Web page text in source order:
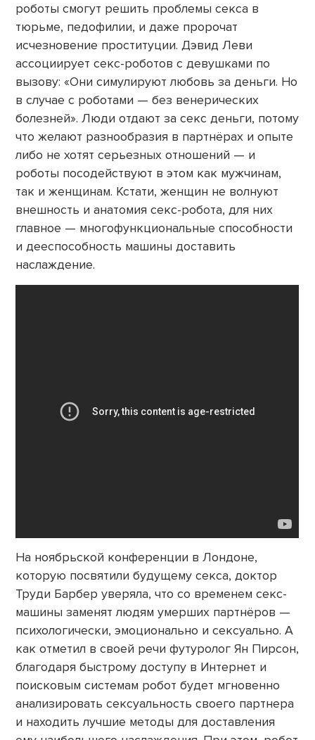
роботы смогут решить проблемы секса в
тюрьме, педофилии, и даже пророчат
исчезновение проституции. Дэвид Леви
ассоциирует секс-роботов с девушками по
вызову: «Они симулируют любовь за деньги. Но
в случае с роботами — без венерических
болезней». Люди отдают за секс деньги, потому
что желают разнообразия в партнёрах и опыте
либо не хотят серьезных отношений — и
роботы посодействуют в этом как мужчинам,
так и женщинам. Кстати, женщин не волнуют
внешность и анатомия секс-робота, для них
главное — многофункциональные способности
и дееспособность машины доставить
наслаждение.
На ноябрьской конференции в Лондоне,
которую посвятили будущему секса, доктор
Труди Барбер уверяла, что со временем секс-
машины заменят людям умерших партнёров —
психологически, эмоционально и сексуально. А
как отметил в своей речи футуролог Ян Пирсон,
благодаря быстрому доступу в Интернет и
поисковым системам робот будет мгновенно
анализировать сексуальность своего партнера
и находить лучшие методы для доставления